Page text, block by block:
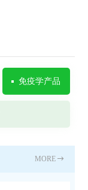
免疫学产品
MORE